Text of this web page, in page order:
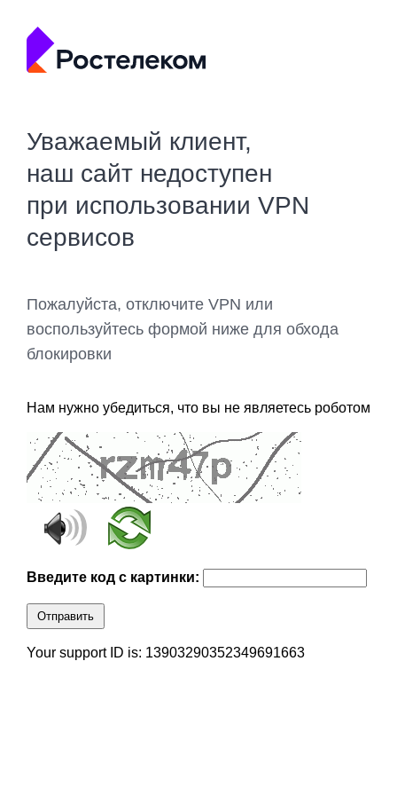
Уважаемый клиент,
наш сайт недоступен
при использовании VPN
сервисов
Пожалуйста, отключите VPN или
воспользуйтесь формой ниже для обхода
блокировки
Нам нужно убедиться, что вы не являетесь роботом
Введите код с картинки:
Отправить
Your support ID is: 13903290352349691663